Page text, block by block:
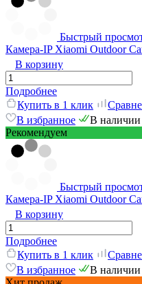
Быстрый
Камера-IP Xiaomi Outdoor
В корзину
Подробнее
Купить в 1 клик
В избранное
В наличии
Рекомендуем
Быстрый
Камера-IP Xiaomi Outdoor
В корзину
Подробнее
Купить в 1 клик
В избранное
В наличии